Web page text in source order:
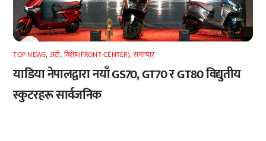
TOP NEWS, अटाे, विशेष(FRONT-CENTER),समाचार
याडिया नेपालद्वारा नयाँ GS70, GT70 र GT80 विद्युतीय
स्कुटरहरू सार्वजनिक